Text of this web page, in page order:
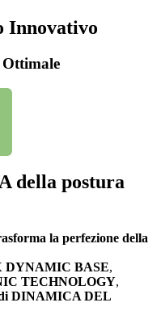
Innovativo
della postura
la perfezione della
DYNAMIC BASE,
TECHNOLOGY,
DINAMICA DEL